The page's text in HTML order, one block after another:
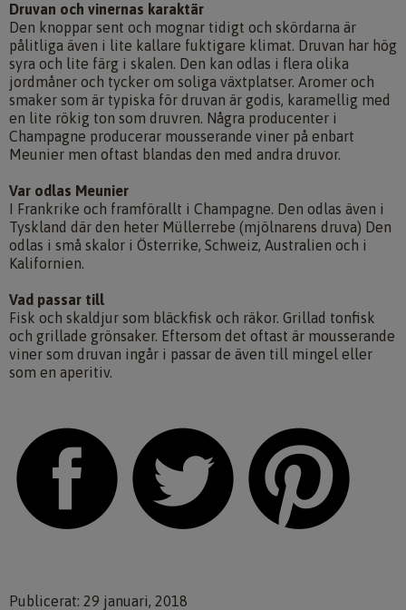
Druvan och vinernas karaktär
Den knoppar sent och mognar tidigt och skördarna är
pålitliga även i lite kallare fuktigare klimat. Druvan har hög
syra och lite färg i skalen. Den kan odlas i flera olika
jordmåner och tycker om soliga växtplatser. Aromer och
smaker som är typiska för druvan är godis, karamellig med
en lite rökig ton som druvren. Några producenter i
Champagne producerar mousserande viner på enbart
Meunier men oftast blandas den med andra druvor.
Var odlas Meunier
I Frankrike och framförallt i Champagne. Den odlas även i
Tyskland där den heter Müllerrebe (mjölnarens druva) Den
odlas i små skalor i Österrike, Schweiz, Australien och i
Kalifornien.
Vad passar till
Fisk och skaldjur som bläckfisk och räkor. Grillad tonfisk
och grillade grönsaker. Eftersom det oftast är mousserande
viner som druvan ingår i passar de även till mingel eller
som en aperitiv.
Publicerat: 29 januari, 2018